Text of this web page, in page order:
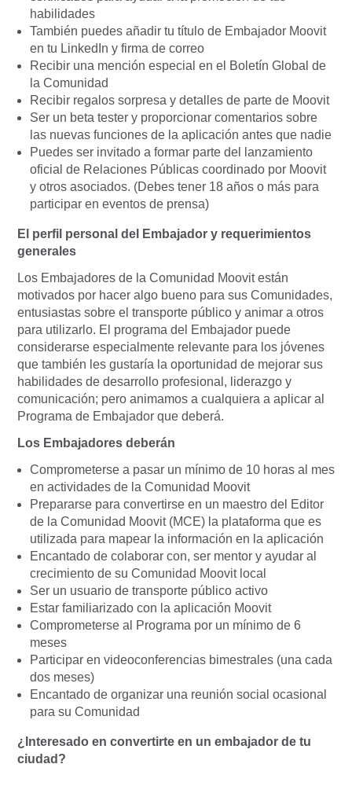
habilidades
También puedes añadir tu título de Embajador Moovit
en tu LinkedIn y firma de correo
Recibir una mención especial en el Boletín Global de
la Comunidad
Recibir regalos sorpresa y detalles de parte de Moovit
Ser un beta tester y proporcionar comentarios sobre
las nuevas funciones de la aplicación antes que nadie
Puedes ser invitado a formar parte del lanzamiento
oficial de Relaciones Públicas coordinado por Moovit
y otros asociados. (Debes tener 18 años o más para
participar en eventos de prensa)
El perfil personal del Embajador y requerimientos
generales
Los Embajadores de la Comunidad Moovit están
motivados por hacer algo bueno para sus Comunidades,
entusiastas sobre el transporte público y animar a otros
para utilizarlo. El programa del Embajador puede
considerarse especialmente relevante para los jóvenes
que también les gustaría la oportunidad de mejorar sus
habilidades de desarrollo profesional, liderazgo y
comunicación; pero animamos a cualquiera a aplicar al
Programa de Embajador que deberá.
Los Embajadores deberán
Comprometerse a pasar un mínimo de 10 horas al mes
en actividades de la Comunidad Moovit
Prepararse para convertirse en un maestro del Editor
de la Comunidad Moovit (MCE) la plataforma que es
utilizada para mapear la información en la aplicación
Encantado de colaborar con, ser mentor y ayudar al
crecimiento de su Comunidad Moovit local
Ser un usuario de transporte público activo
Estar familiarizado con la aplicación Moovit
Comprometerse al Programa por un mínimo de 6
meses
Participar en videoconferencias bimestrales (una cada
dos meses)
Encantado de organizar una reunión social ocasional
para su Comunidad
¿Interesado en convertirte en un embajador de tu
ciudad?